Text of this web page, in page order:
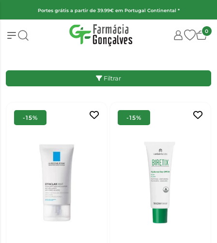
(Exceto fraldas, alimentação infantil e encomendas superiores a
0
Filtrar
-15% -15%